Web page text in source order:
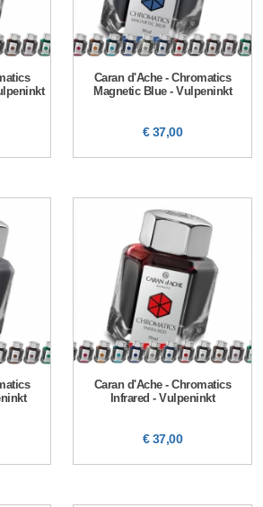
Caran d'Ache - Chromatics
Magnetic Blue - Vulpeninkt
€ 37,00
Caran d'Ache - Chromatics
Infrared - Vulpeninkt
€ 37,00